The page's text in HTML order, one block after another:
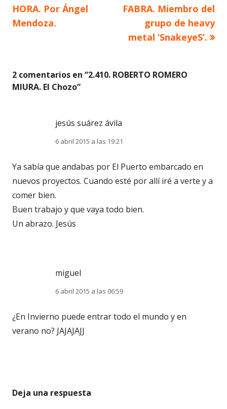
de
anterior
HORA. Por Ángel
Mendoza.
siguiente
FABRA. Miembro del
grupo de heavy
metal ‘SnakeyeS’.
2 comentarios en “2.410. ROBERTO ROMERO
MIURA. El Chozo”
jesús suárez ávila
6 abril 2015 a las 19:21
Ya sabía que andabas por El Puerto embarcado en
nuevos proyectos. Cuando esté por allí iré a verte y a
comer bien.
Buen trabajo y que vaya todo bien.
Un abrazo. Jesús
miguel
6 abril 2015 a las 06:59
¿En Invierno puede entrar todo el mundo y en
verano no? JAJAJAJJ
Deja una respuesta